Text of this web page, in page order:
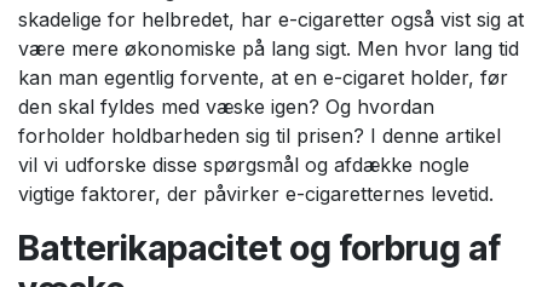
skadelige for helbredet, har e-cigaretter også vist sig at
være mere økonomiske på lang sigt. Men hvor lang tid
kan man egentlig forvente, at en e-cigaret holder, før
den skal fyldes med væske igen? Og hvordan
forholder holdbarheden sig til prisen? I denne artikel
vil vi udforske disse spørgsmål og afdække nogle
vigtige faktorer, der påvirker e-cigaretternes levetid.
Batterikapacitet og forbrug af